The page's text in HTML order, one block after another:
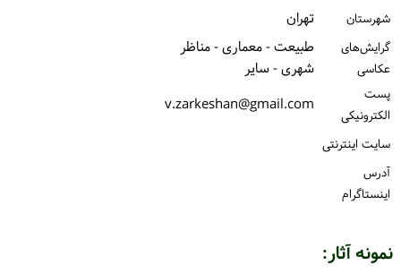
شهرستان تهران
گرایش‌های
عکاسی
طبیعت - معماری - مناظر
شهری - سایر
پست
الكترونیكی
v.zarkeshan@gmail.com
سایت اینترنتی
آدرس
اینستاگرام
نمونه آثار: